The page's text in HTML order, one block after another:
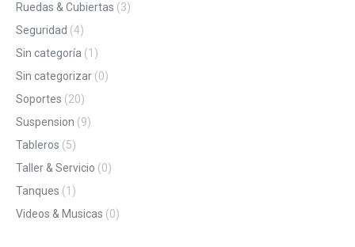
Ruedas & Cubiertas (3)
Seguridad (4)
Sin categoría (1)
Sin categorizar (0)
Soportes (20)
Suspension (9)
Tableros (5)
Taller & Servicio (0)
Tanques (1)
Videos & Musicas (0)